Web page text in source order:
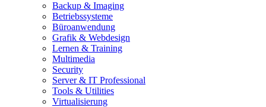
Backup & Imaging
Betriebssysteme
Büroanwendung
Grafik & Webdesign
Lernen & Training
Multimedia
Security
Server & IT Professional
Tools & Utilities
Virtualisierung